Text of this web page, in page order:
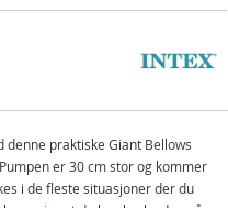
praktiske Giant Bellows
er 30 cm stor og kommer
i de fleste situasjoner der du